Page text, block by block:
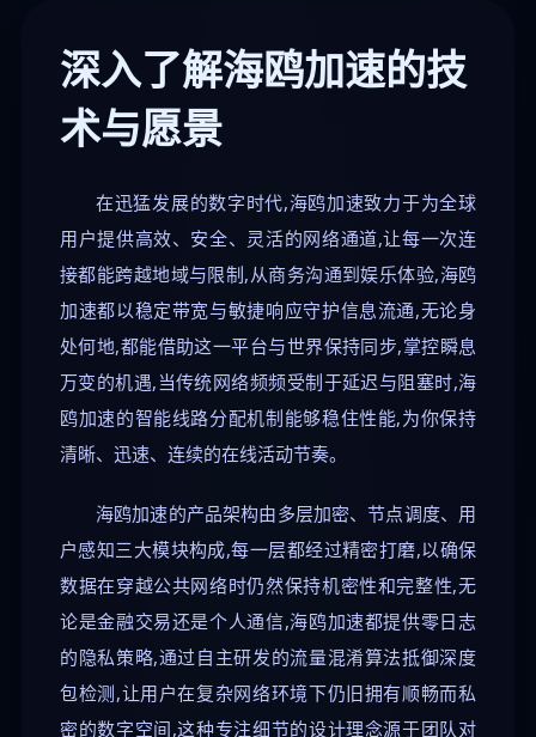
深入了解海鸥加速的技
术与愿景
在迅猛发展的数字时代,海鸥加速致力于为全球
用户提供高效、安全、灵活的网络通道,让每一次连
接都能跨越地域与限制,从商务沟通到娱乐体验,海鸥
加速都以稳定带宽与敏捷响应守护信息流通,无论身
处何地,都能借助这一平台与世界保持同步,掌控瞬息
万变的机遇,当传统网络频频受制于延迟与阻塞时,海
鸥加速的智能线路分配机制能够稳住性能,为你保持
清晰、迅速、连续的在线活动节奏。
海鸥加速的产品架构由多层加密、节点调度、用
户感知三大模块构成,每一层都经过精密打磨,以确保
数据在穿越公共网络时仍然保持机密性和完整性,无
论是金融交易还是个人通信,海鸥加速都提供零日志
的隐私策略,通过自主研发的流量混淆算法抵御深度
包检测,让用户在复杂网络环境下仍旧拥有顺畅而私
密的数字空间,这种专注细节的设计理念源于团队对